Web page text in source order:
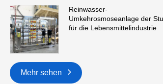
Reinwasser-
Umkehrosmoseanlage der
für die Lebensmittelindustrie
Mehr sehen